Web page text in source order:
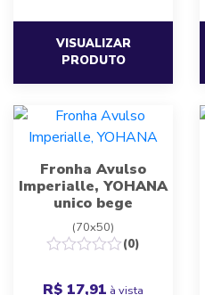
VISUALIZAR
PRODUTO
Fronha Avulso
Imperialle, YOHANA
unico bege
(70x50)
(0)
R$ 17,91 à vista